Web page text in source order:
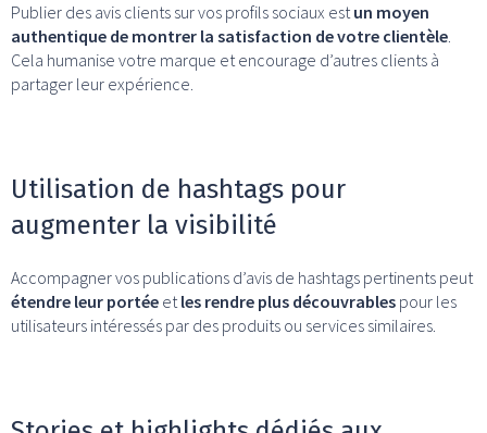
Publier des avis clients sur vos profils sociaux estun moyen
authentique de montrer la satisfaction de votre clientèle.
Cela humanise votre marque et encourage d’autres clients à
partager leur expérience.
Utilisation de hashtags pour
augmenter la visibilité
Accompagner vos publications d’avis de hashtags pertinents peut
étendre leur portée etles rendre plus découvrables pour les
utilisateurs intéressés par des produits ou services similaires.